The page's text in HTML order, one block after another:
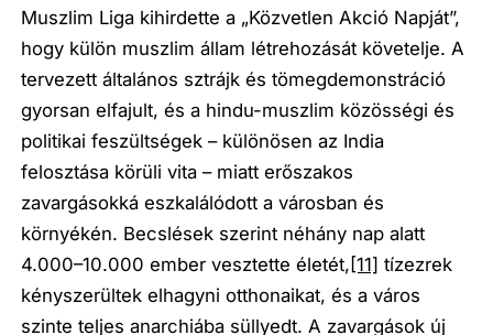
Muszlim Liga kihirdette a „Közvetlen Akció Napját”,
hogy külön muszlim állam létrehozását követelje. A
tervezett általános sztrájk és tömegdemonstráció
gyorsan elfajult, és a hindu-muszlim közösségi és
politikai feszültségek – különösen az India
felosztása körüli vita – miatt erőszakos
zavargásokká eszkalálódott a városban és
környékén. Becslések szerint néhány nap alatt
4.000–10.000 ember vesztette életét, [11] tízezrek
kényszerültek elhagyni otthonaikat, és a város
szinte teljes anarchiába süllyedt. A zavargások új